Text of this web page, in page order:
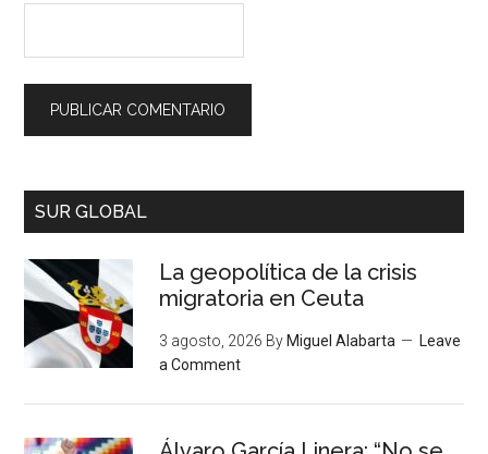
SUR GLOBAL
La geopolítica de la crisis
migratoria en Ceuta
3 agosto, 2026 By Miguel Alabarta
Leave
a Comment